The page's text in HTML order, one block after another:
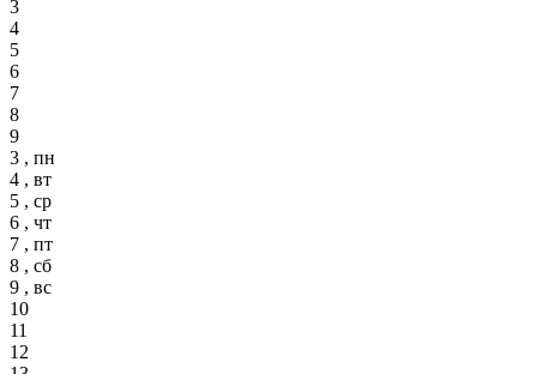
3
4
5
6
7
8
9
3 , пн
4 , вт
5 , ср
6 , чт
7 , пт
8 , сб
9 , вс
10
11
12